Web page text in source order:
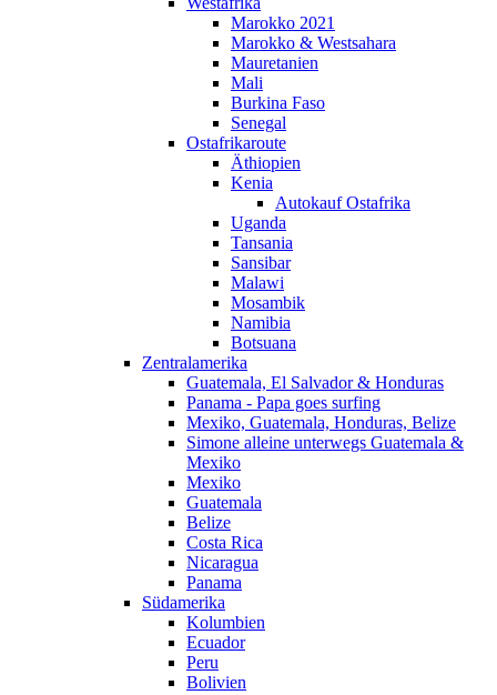
Marokko 2021
Marokko & Westsahara
Mauretanien
Mali
Burkina Faso
Senegal
Ostafrikaroute
Äthiopien
Kenia
Autokauf Ostafrika
Uganda
Tansania
Sansibar
Malawi
Mosambik
Namibia
Botsuana
Zentralamerika
Guatemala, El Salvador & Honduras
Panama - Papa goes surfing
Mexiko, Guatemala, Honduras, Belize
Simone alleine unterwegs Guatemala &
Mexiko
Mexiko
Guatemala
Belize
Costa Rica
Nicaragua
Panama
Südamerika
Kolumbien
Ecuador
Peru
Bolivien